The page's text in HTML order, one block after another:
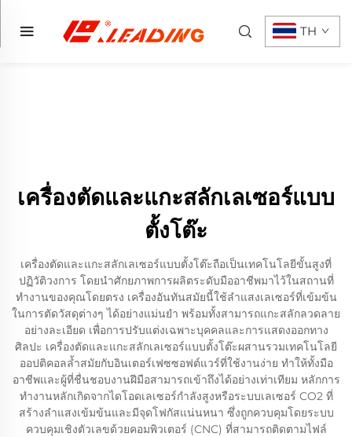
TH
เครื่องตัดและแกะสลักเลเซอร์แบบ
ตั้งโต๊ะ
เครื่องตัดและแกะสลักเลเซอร์แบบตั้งโต๊ะถือเป็นเทคโนโลยีขั้นสูงที่
ปฏิวัติวงการ โดยนำศักยภาพการผลิตระดับมืออาชีพมาไว้ในสถานที่
ทำงานของคุณโดยตรง เครื่องอันทันสมัยนี้ใช้ลำแสงเลเซอร์ที่เข้มข้น
ในการตัดวัสดุต่างๆ ได้อย่างแม่นยำ พร้อมทั้งสามารถแกะสลักลวดลาย
อย่างละเอียด เพื่อการปรับแต่งเฉพาะบุคคลและการแสดงออกทาง
ศิลปะ เครื่องตัดและแกะสลักเลเซอร์แบบตั้งโต๊ะผสานรวมเทคโนโลยี
ออปติคอลล้ำสมัยกับอินเตอร์เฟซซอฟต์แวร์ที่ใช้งานง่าย ทำให้ทั้งมือ
อาชีพและผู้ที่ชื่นชอบงานฝีมือสามารถเข้าถึงได้อย่างเท่าเทียม หลักการ
ทำงานหลักเกิดจากไดโอดเลเซอร์กำลังสูงหรือระบบเลเซอร์ CO2 ที่
สร้างลำแสงเข้มข้นและมีจุดโฟกัสแน่นหนา ซึ่งถูกควบคุมโดยระบบ
ควบคุมเชิงตัวเลขด้วยคอมพิวเตอร์ (CNC) ที่สามารถติดตามไฟล์